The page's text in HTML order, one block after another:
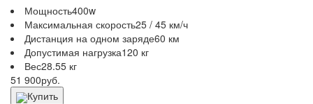
Мощность400w
Максимальная скорость25 / 45 км/ч
Дистанция на одном заряде60 км
Допустимая нагрузка120 кг
Вес28.55 кг
51 900руб.
Купить